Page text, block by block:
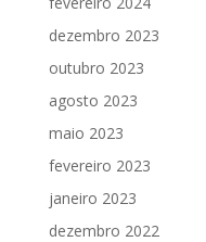
dezembro 2023
outubro 2023
agosto 2023
maio 2023
fevereiro 2023
janeiro 2023
dezembro 2022